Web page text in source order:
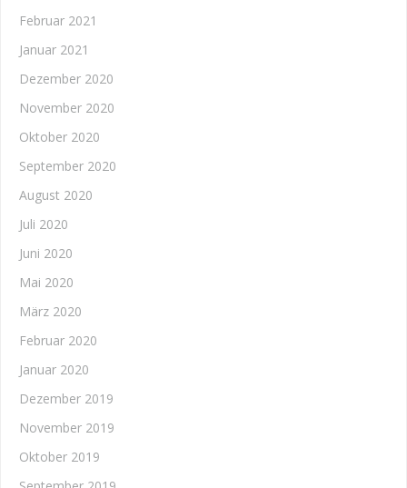
Februar 2021
Januar 2021
Dezember 2020
November 2020
Oktober 2020
September 2020
August 2020
Juli 2020
Juni 2020
Mai 2020
März 2020
Februar 2020
Januar 2020
Dezember 2019
November 2019
Oktober 2019